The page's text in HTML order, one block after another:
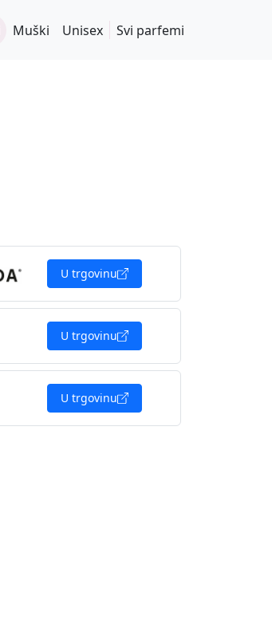
Muški Unisex Svi parfemi
U trgovinu
U trgovinu
U trgovinu